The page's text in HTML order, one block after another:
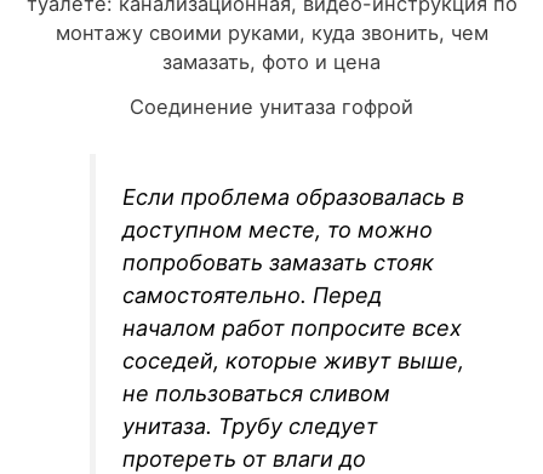
Соединение унитаза гофрой
Если проблема образовалась в
доступном месте, то можно
попробовать замазать стояк
самостоятельно. Перед
началом работ попросите всех
соседей, которые живут выше,
не пользоваться сливом
унитаза. Трубу следует
протереть от влаги до